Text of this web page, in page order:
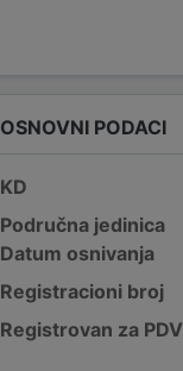
OSNOVNI PODACI
KD
Područna jedinica
Datum osnivanja
Registracioni broj
Registrovan za PDV